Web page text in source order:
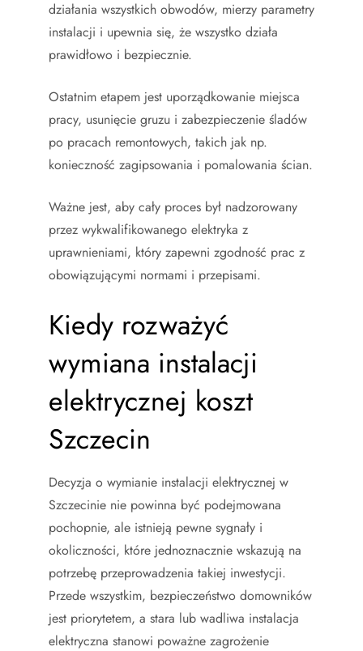
działania wszystkich obwodów, mierzy parametry
instalacji i upewnia się, że wszystko działa
prawidłowo i bezpiecznie.
Ostatnim etapem jest uporządkowanie miejsca
pracy, usunięcie gruzu i zabezpieczenie śladów
po pracach remontowych, takich jak np.
konieczność zagipsowania i pomalowania ścian.
Ważne jest, aby cały proces był nadzorowany
przez wykwalifikowanego elektryka z
uprawnieniami, który zapewni zgodność prac z
obowiązującymi normami i przepisami.
Kiedy rozważyć
wymiana instalacji
elektrycznej koszt
Szczecin
Decyzja o wymianie instalacji elektrycznej w
Szczecinie nie powinna być podejmowana
pochopnie, ale istnieją pewne sygnały i
okoliczności, które jednoznacznie wskazują na
potrzebę przeprowadzenia takiej inwestycji.
Przede wszystkim, bezpieczeństwo domowników
jest priorytetem, a stara lub wadliwa instalacja
elektryczna stanowi poważne zagrożenie